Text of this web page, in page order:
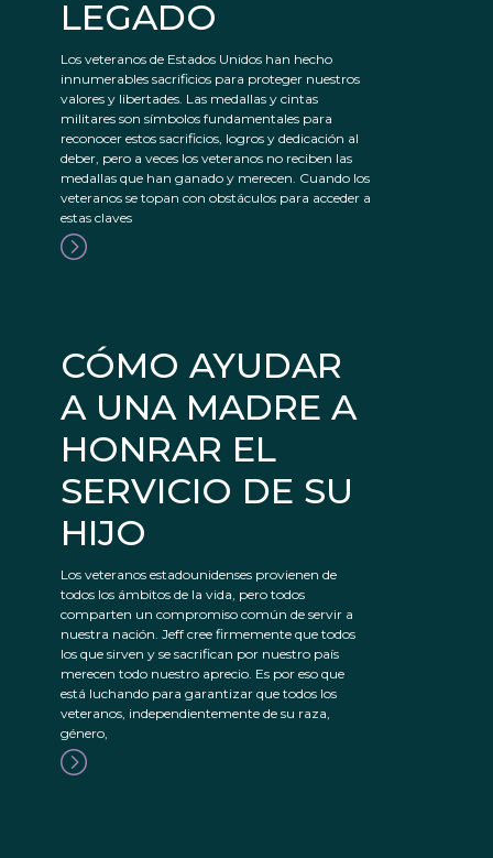
LEGADO
Los veteranos de Estados Unidos han hecho
innumerables sacrificios para proteger nuestros
valores y libertades. Las medallas y cintas
militares son símbolos fundamentales para
reconocer estos sacrificios, logros y dedicación al
deber, pero a veces los veteranos no reciben las
medallas que han ganado y merecen. Cuando los
veteranos se topan con obstáculos para acceder a
estas claves
CÓMO AYUDAR
A UNA MADRE A
HONRAR EL
SERVICIO DE SU
HIJO
Los veteranos estadounidenses provienen de
todos los ámbitos de la vida, pero todos
comparten un compromiso común de servir a
nuestra nación. Jeff cree firmemente que todos
los que sirven y se sacrifican por nuestro país
merecen todo nuestro aprecio. Es por eso que
está luchando para garantizar que todos los
veteranos, independientemente de su raza,
género,